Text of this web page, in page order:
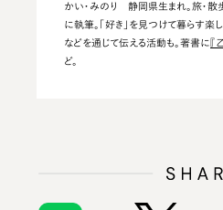
かい・みのり 静岡県生まれ。旅・散
に執筆。「好き」を見つけて暮らす楽
などを通じて伝える活動も。著書に 『
ど。